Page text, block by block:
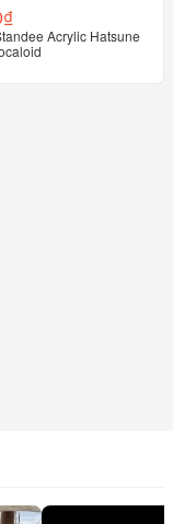
Acrylic Hatsune